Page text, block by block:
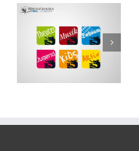
Corporate Design
Agrikult